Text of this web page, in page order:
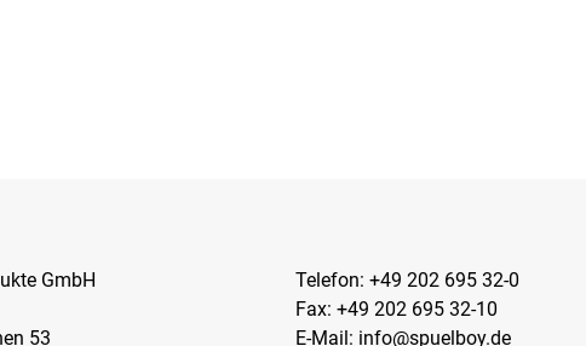
GmbH
53
Telefon: +49 202 695 32-0
Fax: +49 202 695 32-10
E-Mail: info@spuelboy.de